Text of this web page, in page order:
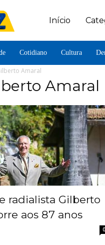
Início
Cotidiano Cultura
Amaral
Amaral
radialista Gilberto
aos 87 anos
0